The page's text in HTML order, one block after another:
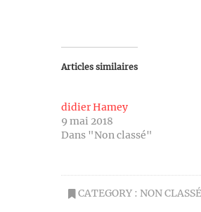
Articles similaires
didier Hamey
9 mai 2018
Dans "Non classé"
CATEGORY : NON CLASSÉ